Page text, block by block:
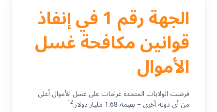
الجهة رقم 1 في إنفاذ
قوانين مكافحة غسل
الأموال
فرضت الولايات المتحدة غرامات على غسل الأموال أعلى
من أي دولة أخرى – بقيمة 1.68 مليار دولار. 12